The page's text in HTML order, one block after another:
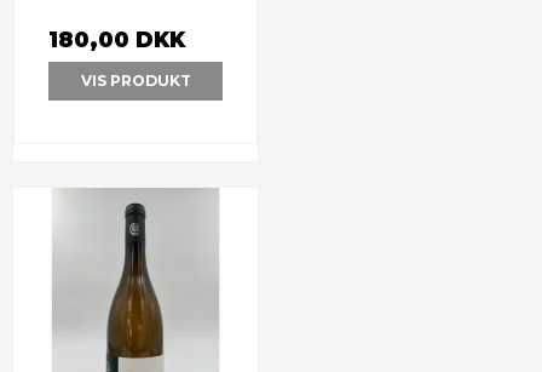
180,00 DKK
VIS PRODUKT